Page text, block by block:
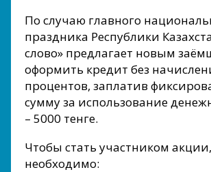
По случаю главного
праздника Республики
слово» предлагает новым
оформить кредит без
процентов, заплатив
сумму за использование
– 5000 тенге.
Чтобы стать участником акции,
необходимо: